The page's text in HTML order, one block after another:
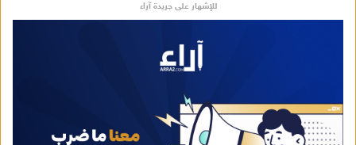
للإشهار على جريدة آراء